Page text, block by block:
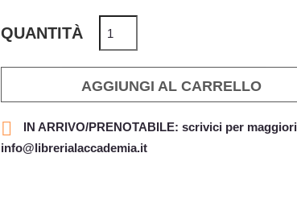
QUANTITÀ
AGGIUNGI AL CARRELLO

IN ARRIVO/PRENOTABILE: scrivici per
info@librerialaccademia.it